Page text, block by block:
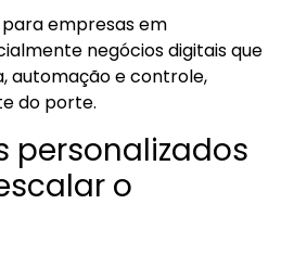
para empresas em
negócios digitais que
automação e controle,
do porte.
personalizados
o